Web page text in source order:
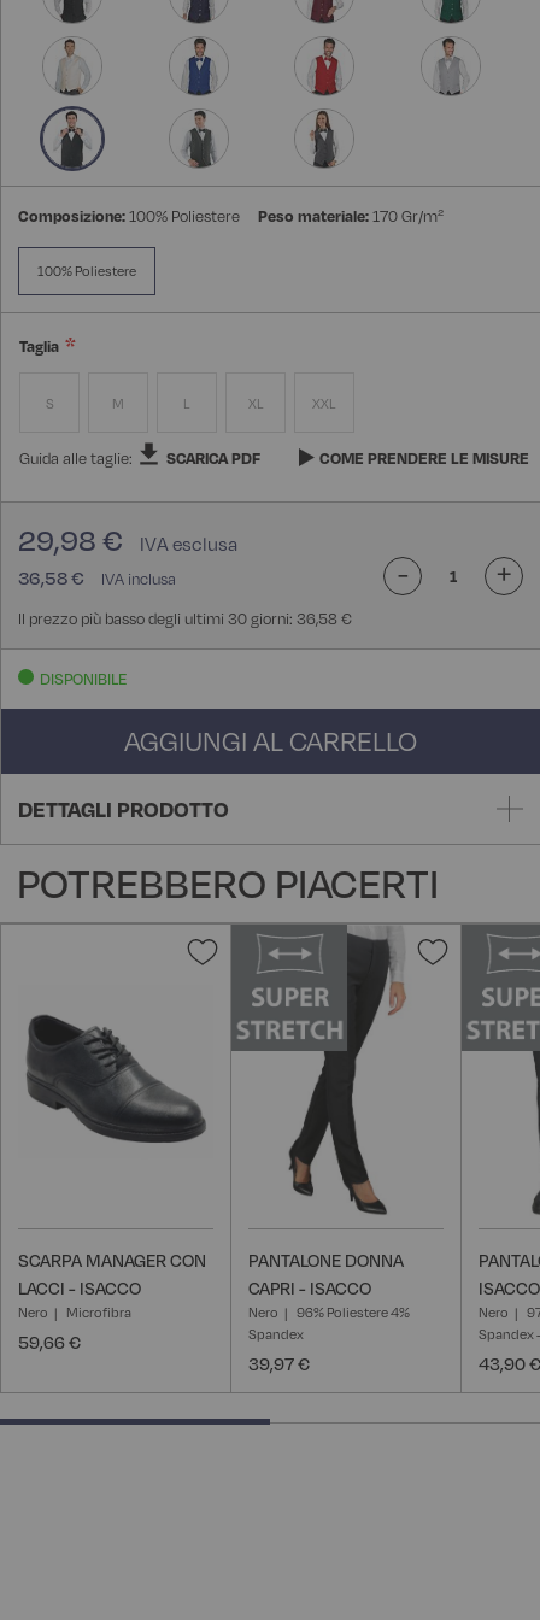
Composizione:100% Poliestere Peso materiale:170 Gr/m²
100% Poliestere
Taglia
S M L XL XXL
Guida alle taglie: SCARICA PDF COME PRENDERE LE MISURE
36,58 €
29,98 €
Il prezzo più basso degli ultimi 30 giorni: 36,58 €
- +
DISPONIBILE
AGGIUNGI AL CARRELLO
DETTAGLI PRODOTTO
POTREBBERO PIACERTI
Aggiungi
lista
desideri
SCARPA MANAGER CON
LACCI - ISACCO
Nero Microfibra
59,66 €
Aggiungi
lista
desideri
PANTALONE DONNA
CAPRI - ISACCO
Nero
96% Poliestere 4%
Spandex
39,97 €
ISACCO
Nero
Spandex
43,90 €
50% completed